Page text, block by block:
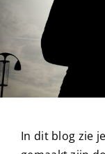
In dit blog zie